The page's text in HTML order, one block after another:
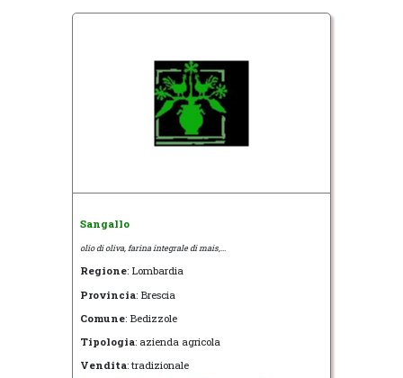
Sangallo
olio di oliva, farina integrale di mais,...
Regione: Lombardia
Provincia: Brescia
Comune: Bedizzole
Tipologia: azienda agricola
Vendita: tradizionale